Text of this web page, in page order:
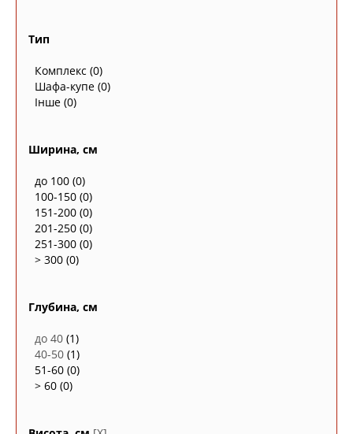
Тип
Комплекс (0)
Шафа-купе (0)
Інше (0)
Ширина, см
до 100 (0)
100-150 (0)
151-200 (0)
201-250 (0)
251-300 (0)
> 300 (0)
Глубина, см
до 40 (1)
40-50 (1)
51-60 (0)
> 60 (0)